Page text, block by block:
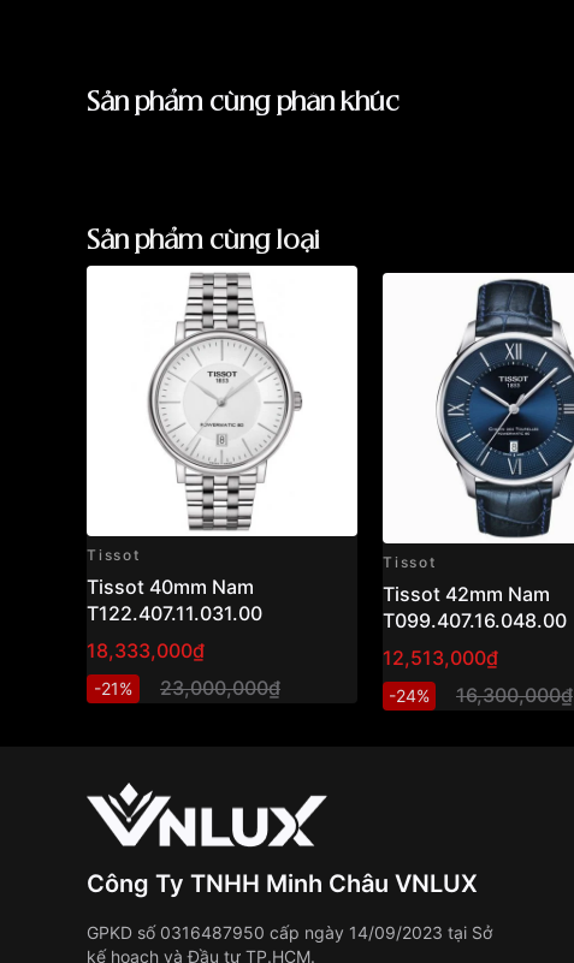
Sản phẩm cùng phân khúc
Sản phẩm cùng loại
Tissot
Tissot 40mm Nam
T122.407.11.031.00
18,333,000₫
-21% 23,000,000₫
Tissot
Tissot 42mm Nam
T099.407.16.048.00
12,513,000₫
-24% 16,300,000₫
Công Ty TNHH Minh Châu VNLUX
GPKD số 0316487950 cấp ngày 14/09/2023 tại Sở
kế hoạch và Đầu tư TP.HCM.